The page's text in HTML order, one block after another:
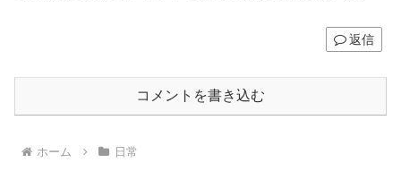
返信
コメントを書き込む
ホーム 日常